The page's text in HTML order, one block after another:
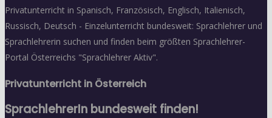
Privatunterricht in Spanisch, Französisch, Englisch, Italienisch,
Russisch, Deutsch - Einzelunterricht bundesweit: Sprachlehrer und
Sprachlehrerin suchen und finden beim größten Sprachlehrer-
Portal Österreichs "Sprachlehrer Aktiv".
Privatunterricht in Österreich
SprachlehrerIn bundesweit finden!